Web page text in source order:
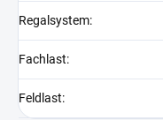
Regalsystem:
Fachlast:
Feldlast: